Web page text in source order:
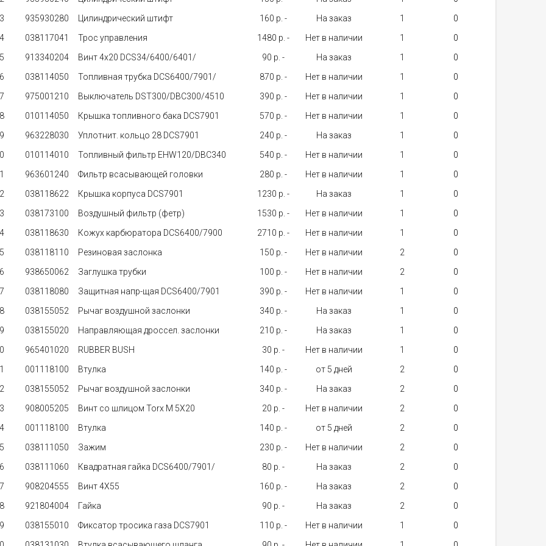
935930280 Цилиндрический штифт 160 p. - На заказ
1
038117041 Трос управления 1480 p. - Нет в наличии
1
913340204 Винт 4x20 DCS34/6400/6401/ 90 p. - На заказ
1
038114050 Топливная трубка DCS6400/7901/ 870 p. - Нет в наличии
1
975001210 Выключатель DST300/DBC300/4510 390 p. - Нет в наличии
1
010114050 Крышка топливного бака DCS7901 570 p. - Нет в наличии
1
963228030 Уплотнит. кольцо 28 DCS7901 240 p. - На заказ
1
010114010 Топливный фильтр EHW120/DBC340 540 p. - Нет в наличии
1
963601240 Фильтр всасывающей головки 280 p. - Нет в наличии
1
038118622 Крышка корпуса DCS7901 1230 p. - На заказ
1
038173100 Воздушный фильтр (фетр) 1530 p. - Нет в наличии
1
038118630 Кожух карбюратора DCS6400/7900 2710 p. - Нет в наличии
1
038118110 Резиновая заслонка 150 p. - Нет в наличии
2
938650062 Заглушка трубки 100 p. - Нет в наличии
2
038118080 Защитная напр-щая DCS6400/7901 390 p. - Нет в наличии
1
038155052 Рычаг воздушной заслонки 340 p. - На заказ
1
038155020 Направляющая дроссел. заслонки 210 p. - На заказ
1
965401020 RUBBER BUSH 30 p. - Нет в наличии
1
001118100 Втулка 140 p. - от 5 дней
2
038155052 Рычаг воздушной заслонки 340 p. - На заказ
2
908005205 Винт со шлицом Torx M 5X20 20 p. - Нет в наличии
2
001118100 Втулка 140 p. - от 5 дней
2
038111050 Зажим 230 p. - Нет в наличии
2
038111060 Квадратная гайка DCS6400/7901/ 80 p. - На заказ
2
908204555 Винт 4X55 160 p. - На заказ
2
921804004 Гайка 90 p. - На заказ
2
038155010 Фиксатор тросика газа DCS7901 110 p. - Нет в наличии
1